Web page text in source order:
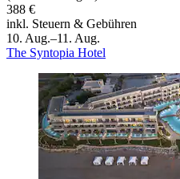
388 €
inkl. Steuern & Gebühren
10. Aug.–11. Aug.
The Syntopia Hotel